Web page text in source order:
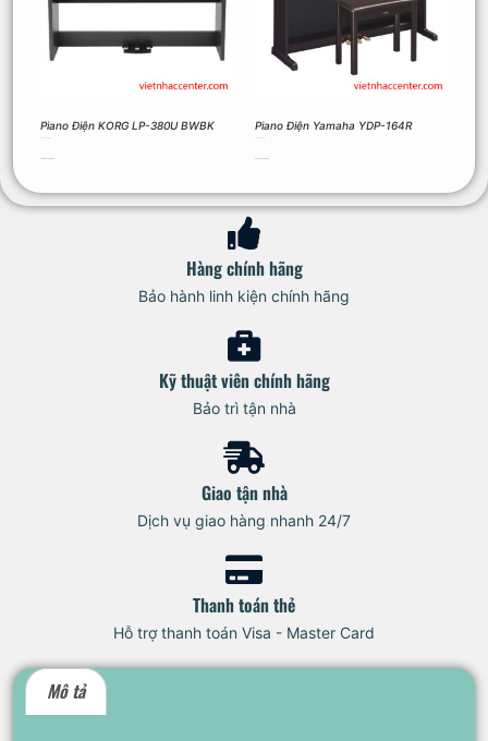
Piano Điện KORG LP-380U BWBK Piano Điện Yamaha YDP-164R
Hàng chính hãng
Bảo hành linh kiện chính hãng
Kỹ thuật viên chính hãng
Bảo trì tận nhà
Giao tận nhà
Dịch vụ giao hàng nhanh 24/7
Thanh toán thẻ
Hỗ trợ thanh toán Visa - Master Card
Mô tả